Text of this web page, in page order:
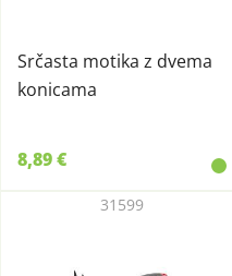
Srčasta motika z dvema
konicama
8,89 €
31599